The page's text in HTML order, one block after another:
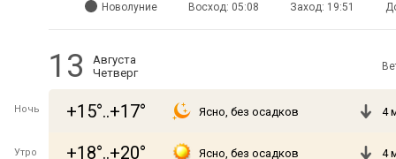
Новолуние Восход: 05:08 Заход: 19:51
13
Августа
Четверг
Ночь +15°..+17° Ясно, без осадков 4
Утро +18°..+20° Ясно, без осадков 4